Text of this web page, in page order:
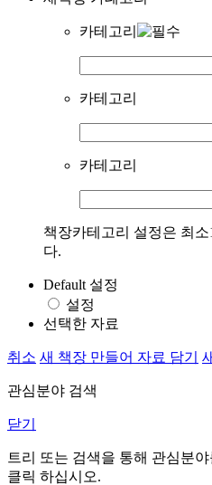
카테고리
카테고리
카테고리
책장카테고리 설정은 최
다.
Default 설정
설정
선택한 자료
취소 새 책장 만들어 자료 담기
관심분야 검색
닫기
트리 또는 검색을 통해 관심분
클릭 하십시오.